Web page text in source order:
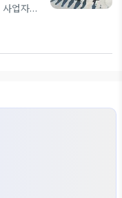
업자가
야입
아니라,